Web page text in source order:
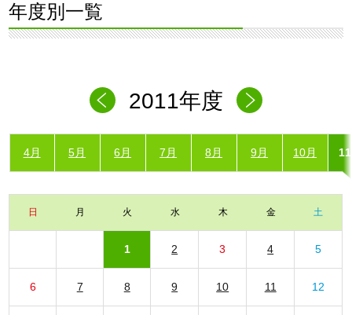
年度別一覧
2011年度
4月 5月 6月 7月 8月 9月 10月
日 月 火 水 木 金 土
1 2 3 4 5
6 7 8 9 10 11 12